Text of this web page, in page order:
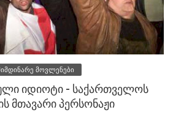
მოვლენები
იდიოტი - საქართველოს
მთავარი პერსონაჟი